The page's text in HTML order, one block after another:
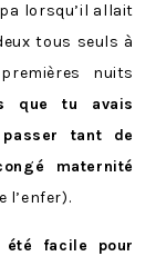
lorsqu’il allait
tous seuls à
nuits
que tu avais
tant de
maternité
l’enfer).
été facile pour